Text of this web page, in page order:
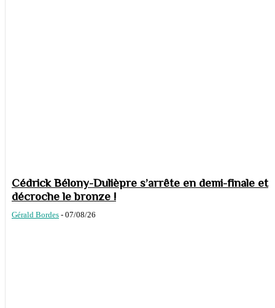
Cédrick Bélony-Dulièpre s’arrête en demi-finale et
décroche le bronze !
Gérald Bordes - 07/08/26